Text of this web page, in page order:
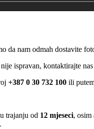
da nam odmah dostavite
ispravan, kontaktirajte
+387 0 30 732 100 ili
trajanju od 12 mjeseci, osim